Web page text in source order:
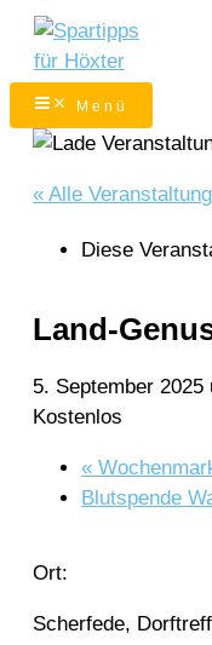
Zum
Inhalt
springen
Menü
« Alle
Diese
Land-
5. September 2025
Kostenlos
«
Blutspende
Ort:
Scherfede,